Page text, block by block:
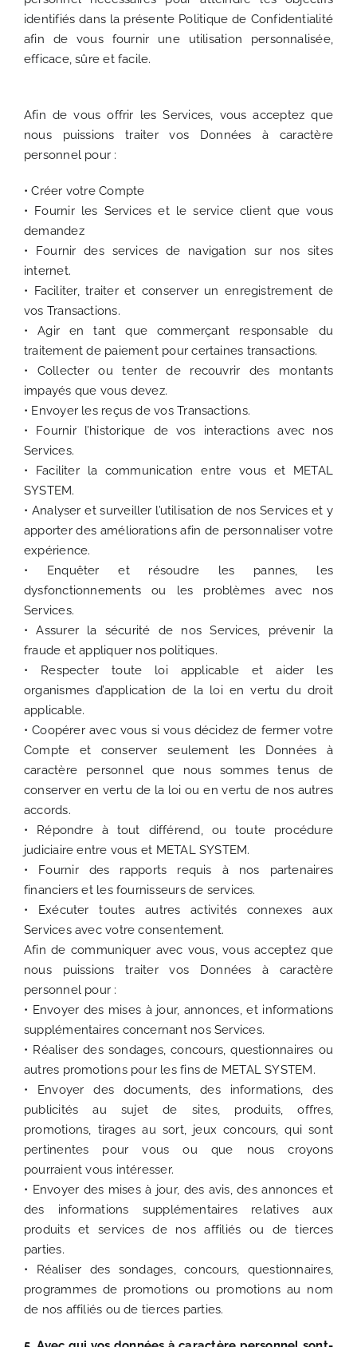
identifiés dans la présente Politique de Confidentialité
afin de vous fournir une utilisation personnalisée,
efficace, sûre et facile.
Afin de vous offrir les Services, vous acceptez que
nous puissions traiter vos Données à caractère
personnel pour :
• Créer votre Compte
• Fournir les Services et le service client que vous
demandez
• Fournir des services de navigation sur nos sites
internet.
• Faciliter, traiter et conserver un enregistrement de
vos Transactions.
• Agir en tant que commerçant responsable du
traitement de paiement pour certaines transactions.
• Collecter ou tenter de recouvrir des montants
impayés que vous devez.
• Envoyer les reçus de vos Transactions.
• Fournir l’historique de vos interactions avec nos
Services.
• Faciliter la communication entre vous et METAL
SYSTEM.
• Analyser et surveiller l’utilisation de nos Services et y
apporter des améliorations afin de personnaliser votre
expérience.
• Enquêter et résoudre les pannes, les
dysfonctionnements ou les problèmes avec nos
Services.
• Assurer la sécurité de nos Services, prévenir la
fraude et appliquer nos politiques.
• Respecter toute loi applicable et aider les
organismes d’application de la loi en vertu du droit
applicable.
• Coopérer avec vous si vous décidez de fermer votre
Compte et conserver seulement les Données à
caractère personnel que nous sommes tenus de
conserver en vertu de la loi ou en vertu de nos autres
accords.
• Répondre à tout différend, ou toute procédure
judiciaire entre vous et METAL SYSTEM.
• Fournir des rapports requis à nos partenaires
financiers et les fournisseurs de services.
• Exécuter toutes autres activités connexes aux
Services avec votre consentement.
Afin de communiquer avec vous, vous acceptez que
nous puissions traiter vos Données à caractère
personnel pour :
• Envoyer des mises à jour, annonces, et informations
supplémentaires concernant nos Services.
• Réaliser des sondages, concours, questionnaires ou
autres promotions pour les fins de METAL SYSTEM.
• Envoyer des documents, des informations, des
publicités au sujet de sites, produits, offres,
promotions, tirages au sort, jeux concours, qui sont
pertinentes pour vous ou que nous croyons
pourraient vous intéresser.
• Envoyer des mises à jour, des avis, des annonces et
des informations supplémentaires relatives aux
produits et services de nos affiliés ou de tierces
parties.
• Réaliser des sondages, concours, questionnaires,
programmes de promotions ou promotions au nom
de nos affiliés ou de tierces parties.